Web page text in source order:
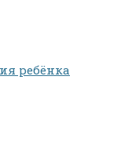
ребёнка